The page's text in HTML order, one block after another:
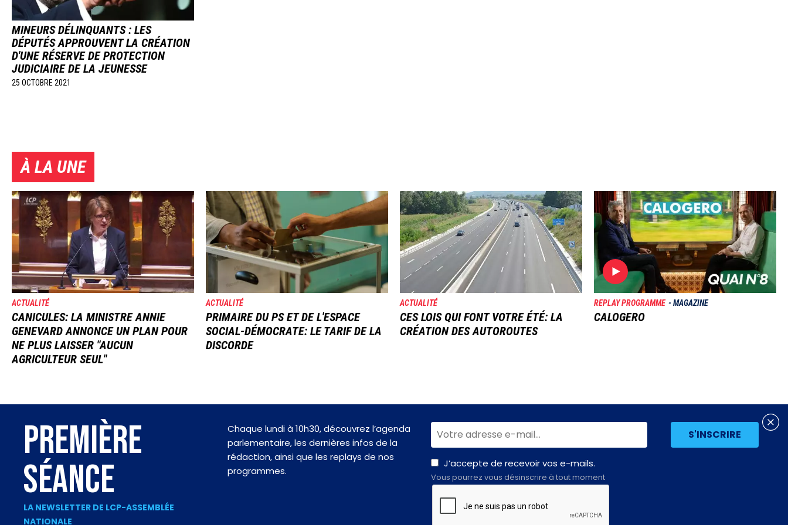
MINEURS DÉLINQUANTS : LES
DÉPUTÉS APPROUVENT LA CRÉATION
D'UNE RÉSERVE DE PROTECTION
JUDICIAIRE DE LA JEUNESSE
25 OCTOBRE 2021
À LA UNE
Image
ACTUALITÉ
CANICULES: LA MINISTRE ANNIE
GENEVARD ANNONCE UN PLAN POUR
NE PLUS LAISSER "AUCUN
AGRICULTEUR SEUL"
Image
ACTUALITÉ
PRIMAIRE DU PS ET DE L'ESPACE
SOCIAL-DÉMOCRATE: LE TARIF DE LA
DISCORDE
Image
ACTUALITÉ
CES LOIS QUI FONT VOTRE ÉTÉ: LA
CRÉATION DES AUTOROUTES
Image
REPLAY PROGRAMME MAGAZINE
CALOGERO
PREMIÈRE
SÉANCE
LA NEWSLETTER DE LCP-ASSEMBLÉE
NATIONALE
Chaque lundi à 10h30, découvrez l’agenda
parlementaire, les dernières infos de la
rédaction, ainsi que les replays de nos
programmes.
J’accepte de recevoir vos e-mails.
Vous pourrez vous désinscrire à tout moment